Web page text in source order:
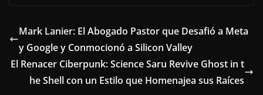
Mark Lanier: El Abogado Pastor que Desafió a Meta
y Google y Conmocionó a Silicon Valley
El Renacer Ciberpunk: Science Saru Revive Ghost in t
he Shell con un Estilo que Homenajea sus Raíces